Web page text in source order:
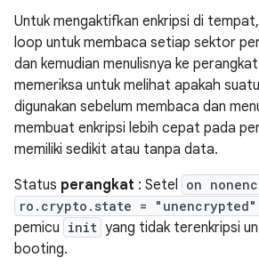
Untuk mengaktifkan enkripsi di tempat,
loop untuk membaca setiap sektor
dan kemudian menulisnya ke
memeriksa untuk melihat apakah
digunakan sebelum membaca dan
membuat enkripsi lebih cepat pada
memiliki sedikit atau tanpa data.
Status perangkat : Setel on
ro.crypto.state = "unencrypted"
pemicu init yang tidak terenkripsi
booting.